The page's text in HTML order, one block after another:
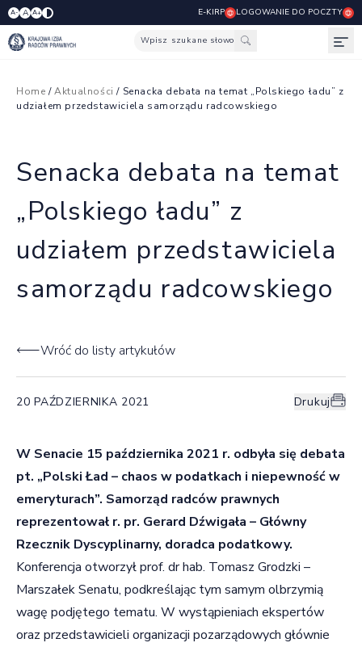
A- A A+ E-KIRP LOGOWANIE DO POCZTY
Wpisz szukane słowo
Home /Aktualności / Senacka debata na temat „Polskiego ładu” z
udziałem przedstawiciela samorządu radcowskiego
Senacka debata na temat
„Polskiego ładu” z
udziałem przedstawiciela
samorządu radcowskiego
Wróć do listy artykułów
20 PAŹDZIERNIKA 2021 Drukuj
W Senacie 15 października 2021 r. odbyła się debata
pt. „Polski Ład – chaos w podatkach i niepewność w
emeryturach”. Samorząd radców prawnych
reprezentował r. pr. Gerard Dźwigała – Główny
Rzecznik Dyscyplinarny, doradca podatkowy.
Konferencja otworzył prof. dr hab. Tomasz Grodzki –
Marszałek Senatu, podkreślając tym samym olbrzymią
wagę podjętego tematu. W wystąpieniach ekspertów
oraz przedstawicieli organizacji pozarządowych głównie